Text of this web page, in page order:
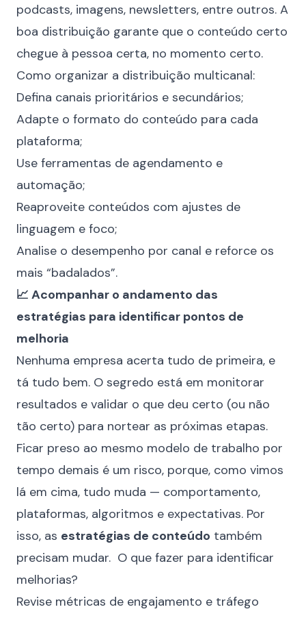
podcasts, imagens, newsletters, entre outros. A
boa distribuição garante que o conteúdo certo
chegue à pessoa certa, no momento certo.
Como organizar a distribuição multicanal:
Defina canais prioritários e secundários;
Adapte o formato do conteúdo para cada
plataforma;
Use ferramentas de agendamento e
automação;
Reaproveite conteúdos com ajustes de
linguagem e foco;
Analise o desempenho por canal e reforce os
mais “badalados”.
📈 Acompanhar o andamento das
estratégias para identificar pontos de
melhoria
Nenhuma empresa acerta tudo de primeira, e
tá tudo bem. O segredo está em monitorar
resultados e validar o que deu certo (ou não
tão certo) para nortear as próximas etapas.
Ficar preso ao mesmo modelo de trabalho por
tempo demais é um risco, porque, como vimos
lá em cima, tudo muda — comportamento,
plataformas, algoritmos e expectativas. Por
isso, as estratégias de conteúdo também
precisam mudar. O que fazer para identificar
melhorias?
Revise métricas de engajamento e tráfego